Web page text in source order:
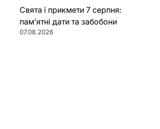
Свята і прикмети 7 серпня:
пам’ятні дати та забобони
07.08.2026